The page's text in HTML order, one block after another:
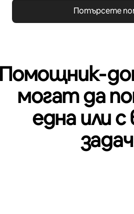
Потърсете
могат да
една или с